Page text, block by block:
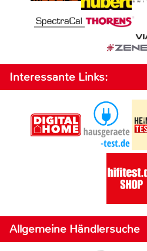
Interessante Links:
Allgemeine Händlersuche